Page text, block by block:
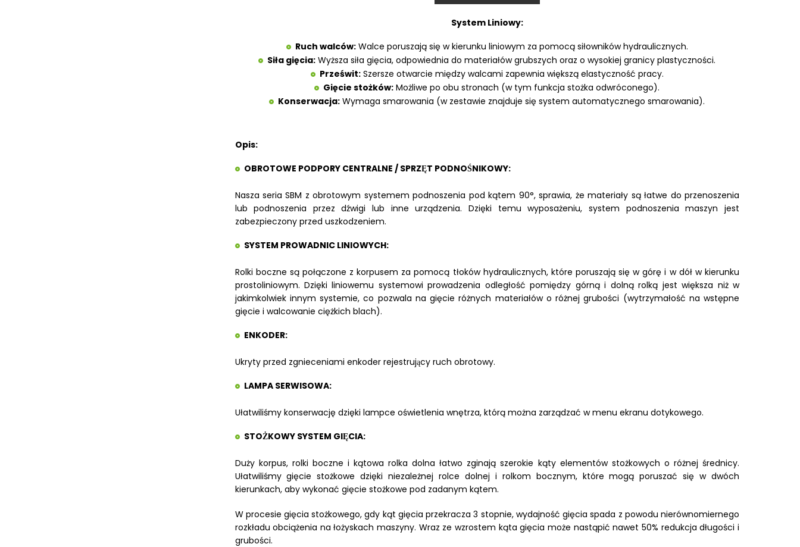
System Liniowy:
Ruch walców:Walce poruszają się w kierunku liniowym za pomocą siłowników hydraulicznych.
Siła gięcia: Wyższa siła gięcia, odpowiednia do materiałów grubszych oraz o wysokiej granicy plastyczności.
Prześwit:Szersze otwarcie między walcami zapewnia większą elastyczność pracy.
Gięcie stożków: Możliwe po obu stronach (w tym funkcja stożka odwróconego).
Konserwacja: Wymaga smarowania (w zestawie znajduje się system automatycznego smarowania).
Opis:
OBROTOWE PODPORY CENTRALNE / SPRZĘT PODNOŚNIKOWY:
Nasza seria SBM z obrotowym systemem podnoszenia pod kątem 90°, sprawia, że materiały są łatwe do przenoszenia
lub podnoszenia przez dźwigi lub inne urządzenia. Dzięki temu wyposażeniu, system podnoszenia maszyn jest
zabezpieczony przed uszkodzeniem.
SYSTEM PROWADNIC LINIOWYCH:
Rolki boczne są połączone z korpusem za pomocą tłoków hydraulicznych, które poruszają się w górę i w dół w kierunku
prostoliniowym. Dzięki liniowemu systemowi prowadzenia odległość pomiędzy górną i dolną rolką jest większa niż w
jakimkolwiek innym systemie, co pozwala na gięcie różnych materiałów o różnej grubości (wytrzymałość na wstępne
gięcie i walcowanie ciężkich blach).
ENKODER:
Ukryty przed zgnieceniami enkoder rejestrujący ruch obrotowy.
LAMPA SERWISOWA:
Ułatwiliśmy konserwację dzięki lampce oświetlenia wnętrza, którą można zarządzać w menu ekranu dotykowego.
STOŻKOWY SYSTEM GIĘCIA:
Duży korpus, rolki boczne i kątowa rolka dolna łatwo zginają szerokie kąty elementów stożkowych o różnej średnicy.
Ułatwiliśmy gięcie stożkowe dzięki niezależnej rolce dolnej i rolkom bocznym, które mogą poruszać się w dwóch
kierunkach, aby wykonać gięcie stożkowe pod zadanym kątem.
W procesie gięcia stożkowego, gdy kąt gięcia przekracza 3 stopnie, wydajność gięcia spada z powodu nierównomiernego
rozkładu obciążenia na łożyskach maszyny. Wraz ze wzrostem kąta gięcia może nastąpić nawet 50% redukcja długości i
grubości.